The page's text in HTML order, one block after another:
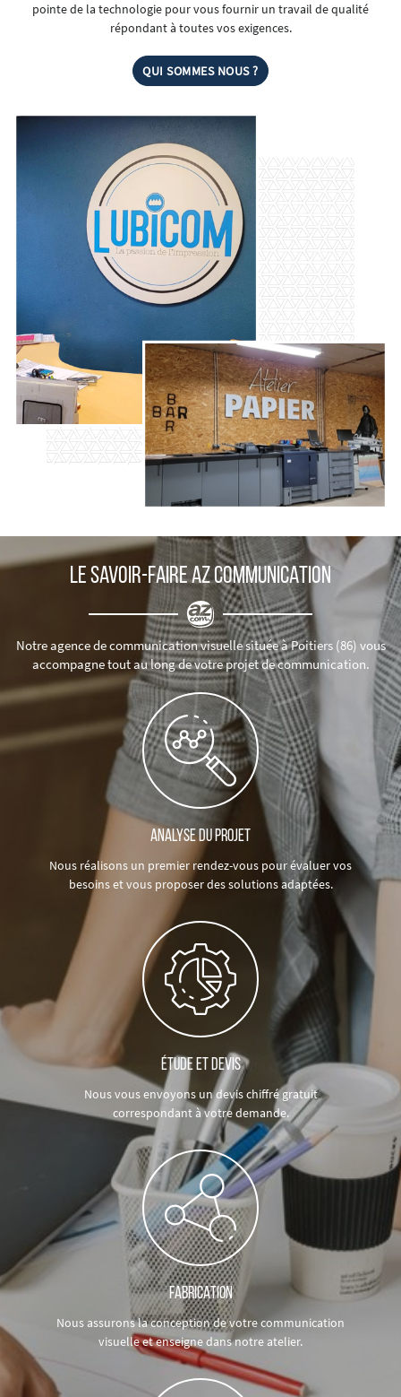
pointe de la technologie pour vous fournir un travail de qualité
répondant à toutes vos exigences.
QUI SOMMES NOUS ?
LE SAVOIR-FAIRE AZ COMMUNICATION
Notre agence de communication visuelle située à Poitiers (86) vous
accompagne tout au long de votre projet de communication.
ANALYSE DU PROJET
Nous réalisons un premier rendez-vous pour évaluer vos
besoins et vous proposer des solutions adaptées.
ÉTUDE ET DEVIS
Nous vous envoyons un devis chiffré gratuit
correspondant à votre demande.
FABRICATION
Nous assurons la conception de votre communication
visuelle et enseigne dans notre atelier.